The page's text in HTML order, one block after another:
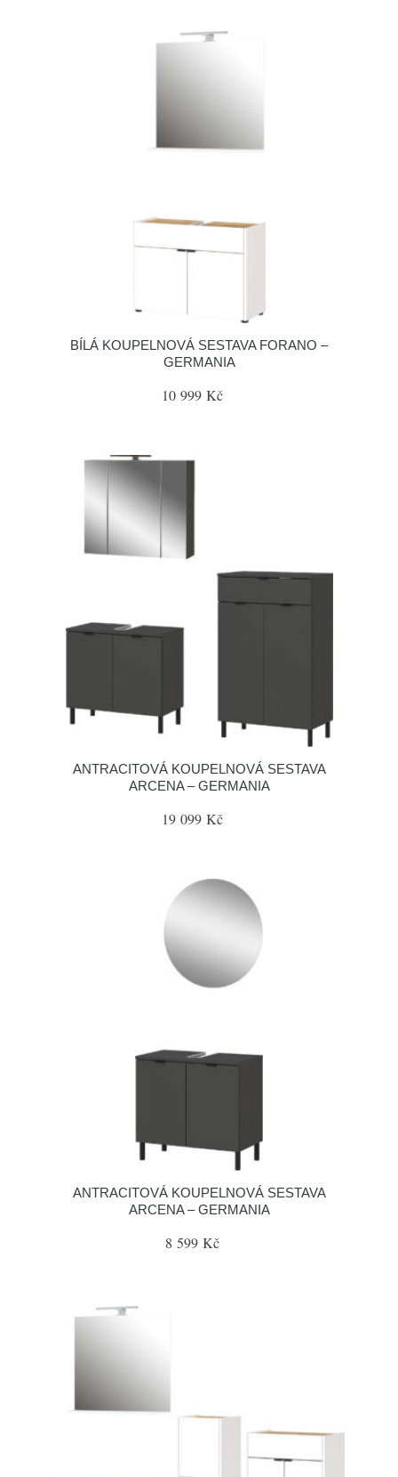
BÍLÁ KOUPELNOVÁ SESTAVA FORANO –
GERMANIA
10 999 Kč
ANTRACITOVÁ KOUPELNOVÁ SESTAVA
ARCENA – GERMANIA
19 099 Kč
ANTRACITOVÁ KOUPELNOVÁ SESTAVA
ARCENA – GERMANIA
8 599 Kč